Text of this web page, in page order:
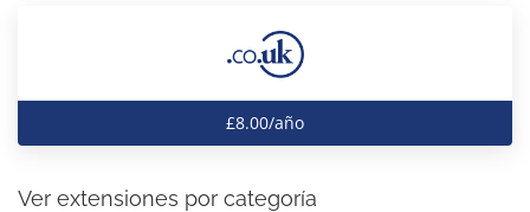
£8.00/año
Ver extensiones por categoría